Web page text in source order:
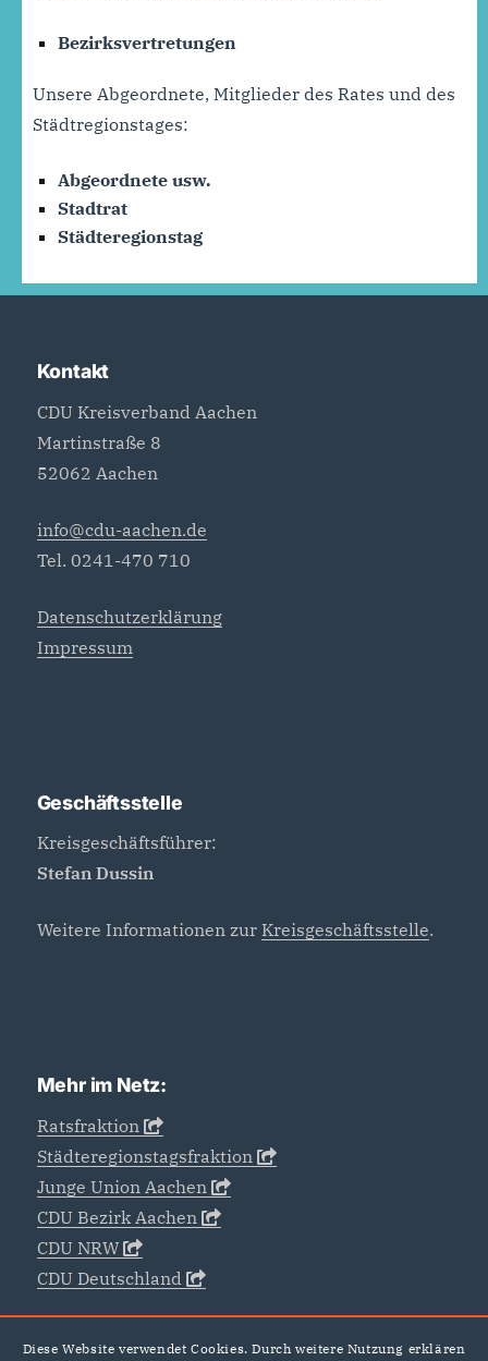
Bezirksvertretungen
Unsere Abgeordnete, Mitglieder des Rates und des
Städtregionstages:
Abgeordnete usw.
Stadtrat
Städteregionstag
Kontakt
CDU Kreisverband Aachen
Martinstraße 8
52062 Aachen
info@cdu-aachen.de
Tel. 0241-470 710
Datenschutzerklärung
Impressum
Geschäftsstelle
Kreisgeschäftsführer:
Stefan Dussin
Weitere Informationen zur Kreisgeschäftsstelle.
Mehr im Netz:
Ratsfraktion
Städteregionstagsfraktion
Junge Union Aachen
CDU Bezirk Aachen
CDU NRW
CDU Deutschland
Diese Website verwendet Cookies. Durch weitere Nutzung erklären